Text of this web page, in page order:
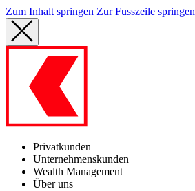
Zum Inhalt springen Zur Fusszeile springen
Privatkunden
Unternehmenskunden
Wealth Management
Über uns